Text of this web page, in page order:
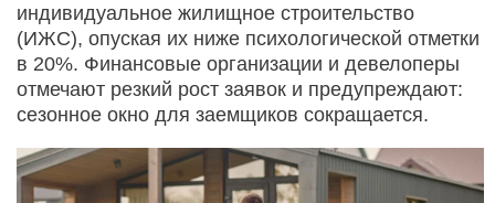
индивидуальное жилищное строительство
(ИЖС), опуская их ниже психологической отметки
в 20%. Финансовые организации и девелоперы
отмечают резкий рост заявок и предупреждают:
сезонное окно для заемщиков сокращается.